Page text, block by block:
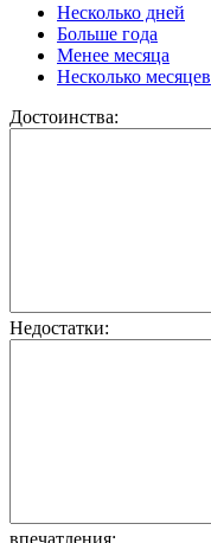
Несколько дней
Больше года
Менее месяца
Несколько месяцев
Достоинства:
Недостатки:
впечатления: